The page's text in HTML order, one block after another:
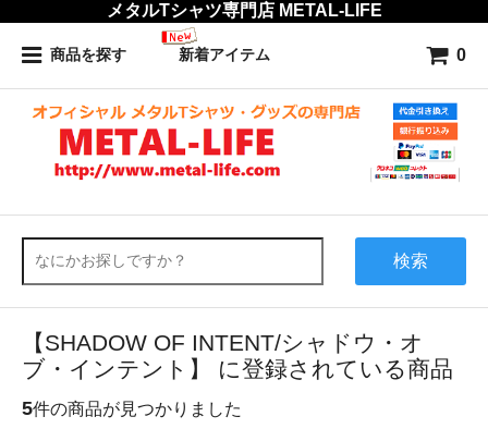
メタルTシャツ専門店 METAL-LIFE
商品を探す 新着アイテム 0
検索
【SHADOW OF INTENT/シャドウ・オ
ブ・インテント】 に登録されている商品
5件の商品が見つかりました